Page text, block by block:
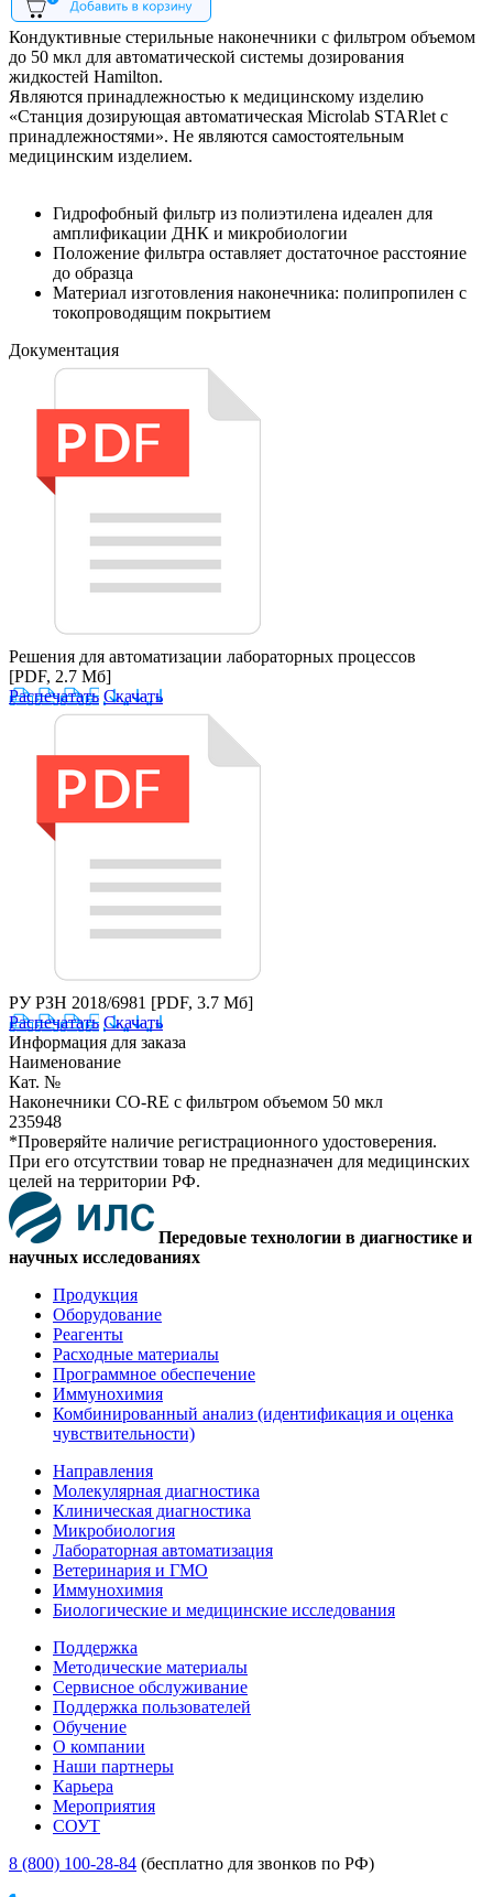
Кондуктивные стерильные наконечники с фильтром объемом
до 50 мкл для автоматической системы дозирования
жидкостей Hamilton.
Являются принадлежностью к медицинскому изделию
«Станция дозирующая автоматическая Microlab STARlet с
принадлежностями». Не являются самостоятельным
медицинским изделием.
Гидрофобный фильтр из полиэтилена идеален для
амплификации ДНК и микробиологии
Положение фильтра оставляет достаточное расстояние
до образца
Материал изготовления наконечника: полипропилен с
токопроводящим покрытием
Документация
Решения для автоматизации лабораторных процессов
[PDF, 2.7 Мб]
Распечатать Скачать
РУ РЗН 2018/6981 [PDF, 3.7 Мб]
Распечатать Скачать
Информация для заказа
Наименование
Кат. №
Наконечники CO-RE с фильтром объемом 50 мкл
235948
*Проверяйте наличие регистрационного удостоверения.
При его отсутствии товар не предназначен для медицинских
целей на территории РФ.
Передовые технологии в диагностике и
научных исследованиях
Продукция
Оборудование
Реагенты
Расходные материалы
Программное обеспечение
Иммунохимия
Комбинированный анализ (идентификация и оценка
чувствительности)
Направления
Молекулярная диагностика
Клиническая диагностика
Микробиология
Лабораторная автоматизация
Ветеринария и ГМО
Иммунохимия
Биологические и медицинские исследования
Поддержка
Методические материалы
Сервисное обслуживание
Поддержка пользователей
Обучение
О компании
Наши партнеры
Карьера
Мероприятия
СОУТ
8 (800) 100-28-84 (бесплатно для звонков по РФ)